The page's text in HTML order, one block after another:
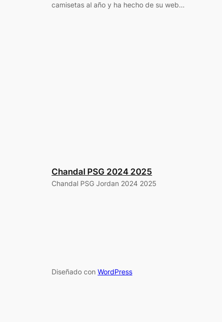
camisetas al año y ha hecho de su web…
Chandal PSG 2024 2025
Chandal PSG Jordan 2024 2025
Diseñado con WordPress